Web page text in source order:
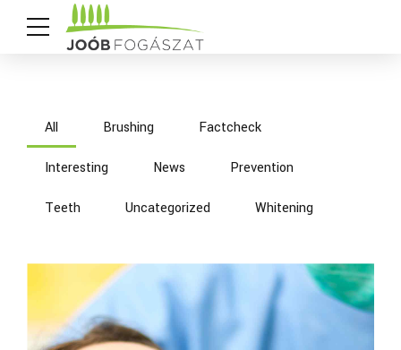
All Brushing Factcheck
Interesting News Prevention
Teeth Uncategorized Whitening